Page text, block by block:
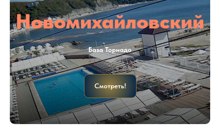
Новомихайловский
База Торнадо
Смотреть!